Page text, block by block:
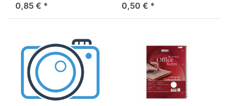
0,85 € * 0,50 € *